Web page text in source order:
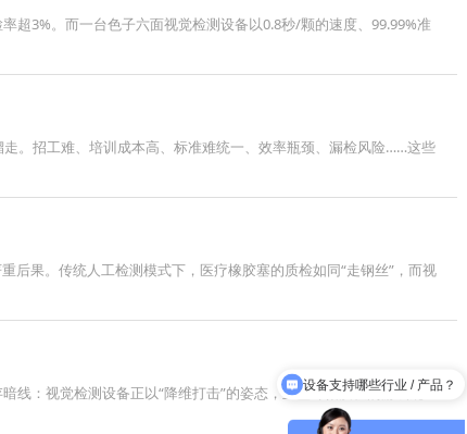
超3%。而一台色子六面视觉检测设备​以0.8秒/颗的速度、99.99%准
。招工难、培训成本高、标准难统一、效率瓶颈、漏检风险……这些
后果。传统人工检测模式下，医疗橡胶塞的质检如同“走钢丝”，而视
：视觉检测设备正以“降维打击”的姿态，重塑耳帽质检的游戏规
设备支持哪些行业 / 产品？